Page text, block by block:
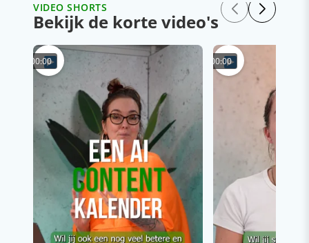
VIDEO SHORTS
Bekijk de korte video's
00:00 00:00